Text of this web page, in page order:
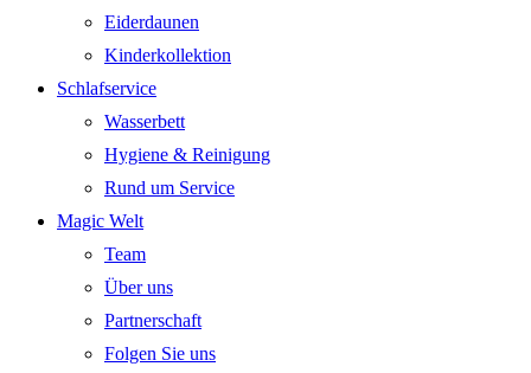
Eiderdaunen
Kinderkollektion
Schlafservice
Wasserbett
Hygiene & Reinigung
Rund um Service
Magic Welt
Team
Über uns
Partnerschaft
Folgen Sie uns